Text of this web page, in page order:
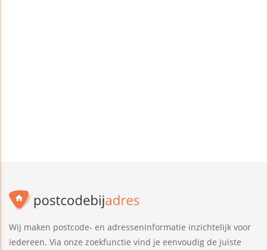
Wij maken postcode- en adresseninformatie inzichtelijk voor
iedereen. Via onze zoekfunctie vind je eenvoudig de juiste